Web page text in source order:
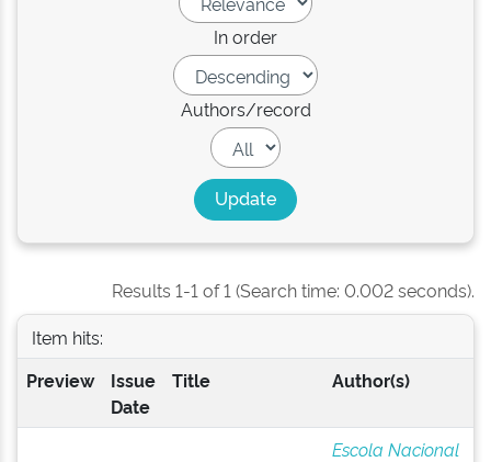
In order
Authors/record
Results 1-1 of 1 (Search time: 0.002 seconds).
Item hits:
Preview
Issue
Date
Title Author(s)
Escola Nacional